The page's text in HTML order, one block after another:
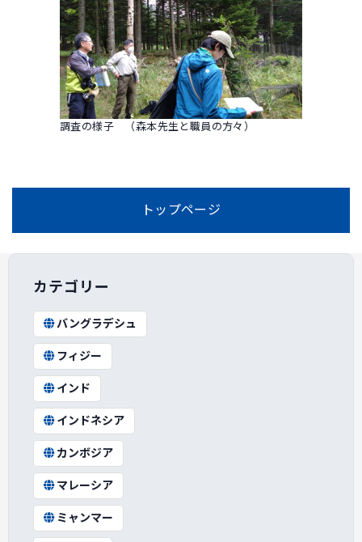
調査の様子 （森本先生と職員の方々）
トップページ
カテゴリー
バングラデシュ
フィジー
インド
インドネシア
カンボジア
マレーシア
ミャンマー